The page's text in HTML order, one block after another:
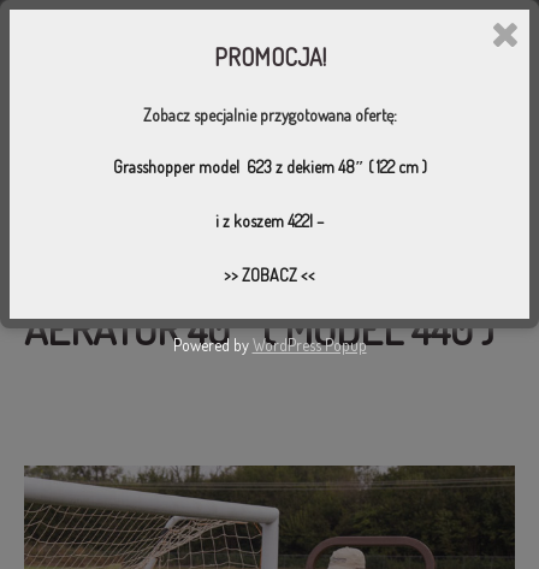
SPALINOWE KOSIARKI KOMUNALNE
AERATOR 40″ ( MODEL 440 )
PROMOCJA!
Zobacz specjalnie przygotowana ofertę:
Grasshopper model 623 z dekiem 48″ ( 122 cm )
i z koszem 422l–
>> ZOBACZ <<
Powered byWordPress Popup